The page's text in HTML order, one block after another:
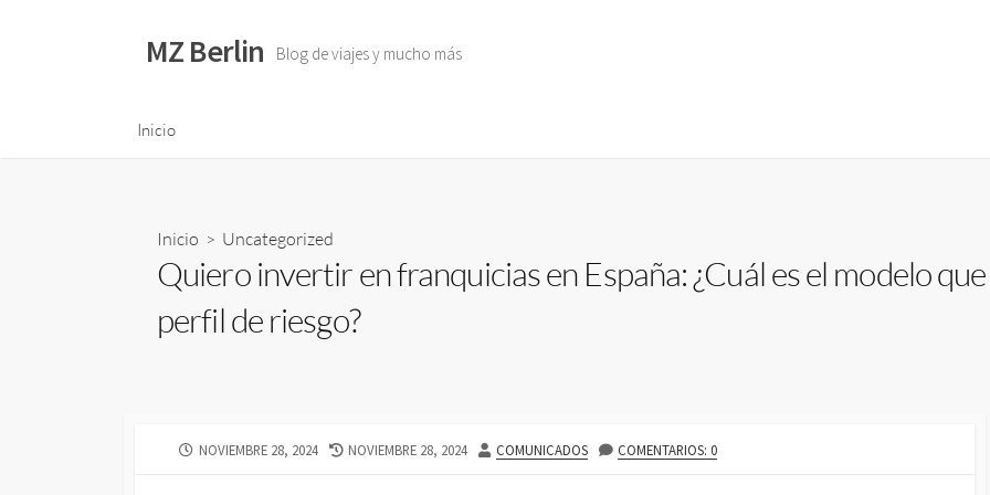
r
MZ Berlin Blog de viajes y mucho más
Inicio
Inicio > Uncategorized
Quiero invertir en franquicias en España: ¿Cuál es el modelo
perfil de riesgo?
F
NOVIEMBRE 28, 2024
F
NOVIEMBRE 28, 2024
A
COMUNICADOS COMENTARIOS: 0